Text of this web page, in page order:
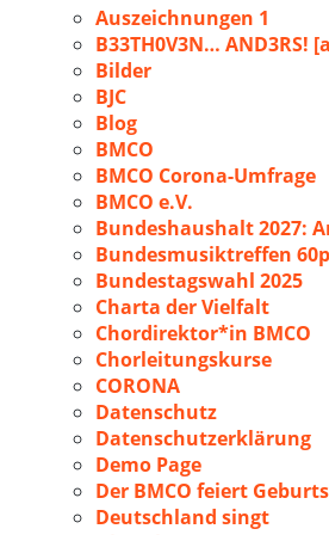
Auszeichnungen 1
B33TH0V3N… AND3RS!
Bilder
BJC
Blog
BMCO
BMCO Corona-Umfrage
BMCO e.V.
Bundeshaushalt 2027:
Bundesmusiktreffen
Bundestagswahl 2025
Charta der Vielfalt
Chordirektor*in BMCO
Chorleitungskurse
CORONA
Datenschutz
Datenschutzerklärung
Demo Page
Der BMCO feiert
Deutschland singt